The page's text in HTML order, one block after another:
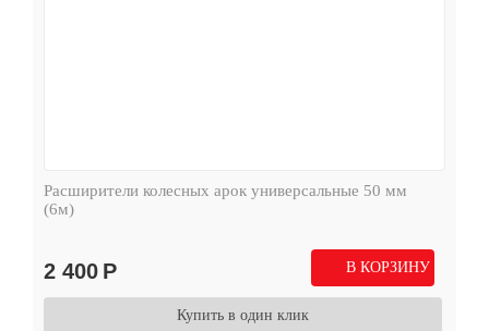
Расширители колесных арок универсальные 50 мм
(6м)
2 400 Р В КОРЗИНУ
Купить в один клик